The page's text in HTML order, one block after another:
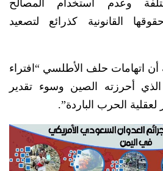
وعدم استخدام المصالح
القانونية كذرائع لتصعيد
أن اتهامات حلف الأطلسي “افتراء
أحرزته الصين وسوء تقدير
الحرب الباردة”.